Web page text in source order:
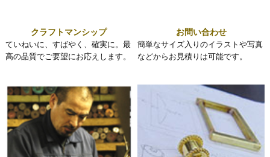
クラフトマンシップ
ていねいに、すばやく、確実に。最
高の品質でご要望にお応えします。
お問い合わせ
簡単なサイズ入りのイラストや写真
などからお見積りは可能です。